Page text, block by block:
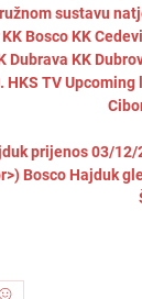
sustavu
KK Bosco KK
Dubrava KK
HKS TV Upcoming
prijenos 03/
Bosco Hajduk